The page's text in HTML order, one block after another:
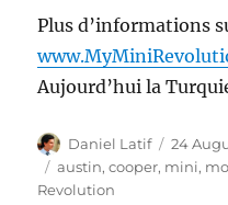
Plus d’informations
Aujourd’hui la
Author
Daniel Latif
Posted
on
24
Tags
austin,cooper, mini,
Revolution